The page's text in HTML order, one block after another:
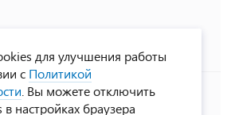
2026
для улучшения работы
с Политикой
. Вы можете отключить
настройках браузера